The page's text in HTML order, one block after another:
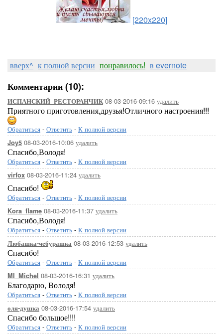
[220x220]
вверх^ к полной версии понравилось! в evernote
Комментарии (10):
ИСПАНСКИЙ_РЕСТОРАНЧИК08-03-2016-09:16 удалить
Приятного приготовления,друзья!Отличного настроения!!!
Обратиться - Ответить - К полной версии
Joy5 08-03-2016-10:06 удалить
Спасибо,Володя!
Обратиться - Ответить - К полной версии
virfox 08-03-2016-11:24 удалить
Спасибо!
Обратиться - Ответить - К полной версии
Kora_flame 08-03-2016-11:37 удалить
Спасибо,Володя!
Обратиться - Ответить - К полной версии
Любашка-чебурашка 08-03-2016-12:53 удалить
Спасибо!
Обратиться - Ответить - К полной версии
MI_Michel 08-03-2016-16:31 удалить
Благодарю, Володя!
Обратиться - Ответить - К полной версии
оля-душка 08-03-2016-17:54 удалить
Спасибо большое!!!!
Обратиться - Ответить - К полной версии